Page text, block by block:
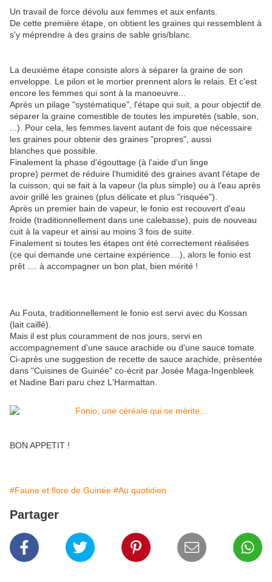
Un travail de force dévolu aux femmes et aux enfants.
De cette première étape, on obtient les graines qui ressemblent à
s'y méprendre à des grains de sable gris/blanc.
La deuxième étape consiste alors à séparer la graine de son
enveloppe. Le pilon et le mortier prennent alors le relais. Et c'est
encore les femmes qui sont à la manoeuvre...
Après un pilage "systématique", l'étape qui suit, a pour objectif de
séparer la graine comestible de toutes les impuretés (sable, son,
...). Pour cela, les femmes lavent autant de fois que nécessaire
les graines pour obtenir des graines "propres", aussi
blanches que possible.
Finalement la phase d'égouttage (à l'aide d'un linge
propre) permet de réduire l'humidité des graines avant l'étape de
la cuisson, qui se fait à la vapeur (la plus simple) ou à l'eau après
avoir grillé les graines (plus délicate et plus "risquée").
Après un premier bain de vapeur, le fonio est recouvert d'eau
froide (traditionnellement dans une calebasse), puis de nouveau
cuit à la vapeur et ainsi au moins 3 fois de suite.
Finalement si toutes les étapes ont été correctement réalisées
(ce qui demande une certaine expérience....), alors le fonio est
prêt .... à accompagner un bon plat, bien mérité !
Au Fouta, traditionnellement le fonio est servi avec du Kossan
(lait caillé).
Mais il est plus couramment de nos jours, servi en
accompagnement d'une sauce arachide ou d'une sauce tomate.
Ci-après une suggestion de recette de sauce arachide, présentée
dans "Cuisines de Guinée" co-écrit par Josée Maga-Ingenbleek
et Nadine Bari paru chez L'Harmattan.
BON APPETIT !
#Faune et flore de Guinée #Au quotidien
Partager